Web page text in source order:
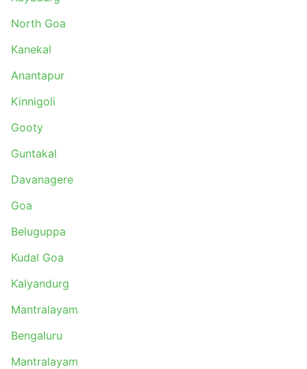
North Goa
Kanekal
Anantapur
Kinnigoli
Gooty
Guntakal
Davanagere
Goa
Beluguppa
Kudal Goa
Kalyandurg
Mantralayam
Bengaluru
Mantralayam